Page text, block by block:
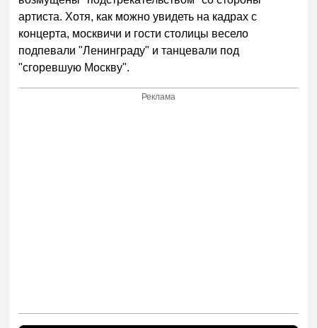
артиста. Хотя, как можно увидеть на кадрах с
концерта, москвичи и гости столицы весело
подпевали "Ленинграду" и танцевали под
"сгоревшую Москву".
Реклама